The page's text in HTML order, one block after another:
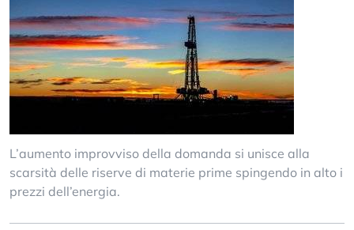
L’aumento improvviso della domanda si unisce alla
scarsità delle riserve di materie prime spingendo in alto i
prezzi dell’energia.